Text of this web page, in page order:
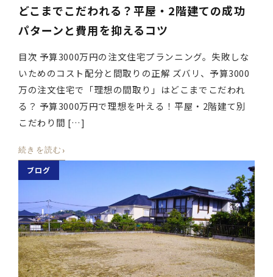
どこまでこだわれる？平屋・2階建ての成功
パターンと費用を抑えるコツ
目次 予算3000万円の注文住宅プランニング。失敗しな
いためのコスト配分と間取りの正解 ズバリ、予算3000
万の注文住宅で「理想の間取り」はどこまでこだわれ
る？ 予算3000万円で理想を叶える！平屋・2階建て別
こだわり間 […]
続きを読む ›
ブログ